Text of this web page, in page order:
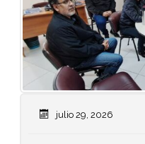
julio 29, 2026